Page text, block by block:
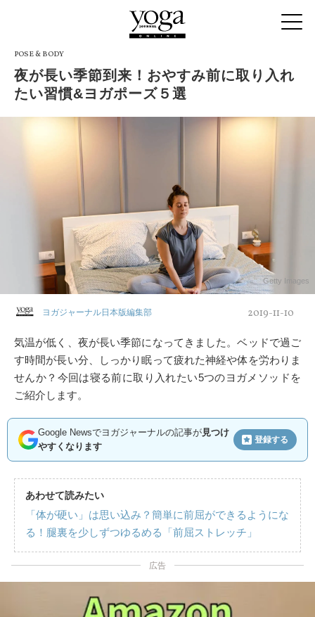
POSE & BODY
夜が長い季節到来！おやすみ前に取り入れ
たい習慣&ヨガポーズ５選
Getty Images
ヨガジャーナル日本版編集部 2019-11-10
気温が低く、夜が長い季節になってきました。ベッドで過ご
す時間が長い分、しっかり眠って疲れた神経や体を労わりま
せんか？今回は寝る前に取り入れたい5つのヨガメソッドを
ご紹介します。
Google Newsでヨガジャーナルの記事が見つけ
やすくなります
登録する
あわせて読みたい
「体が硬い」は思い込み？簡単に前屈ができるようにな
る！腿裏を少しずつゆるめる「前屈ストレッチ」
広告